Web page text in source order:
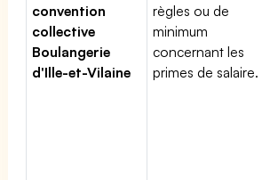
convention
collective
Boulangerie
d'Ille-et-Vilaine
règles ou de
minimum
concernant les
primes de salaire.